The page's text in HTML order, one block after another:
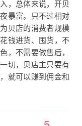
，总体来说，开贝
暴富。只不过相对
贝店的消费者规模
钱进货、囤货，不
，不需要做售后，
切，贝店主只要有
就可以赚到佣金和